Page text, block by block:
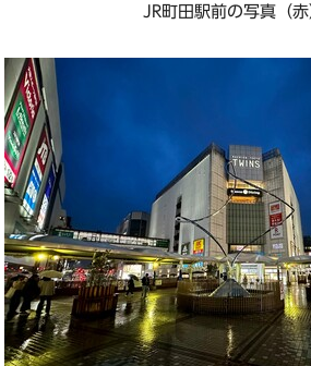
JR町田駅前の写真（